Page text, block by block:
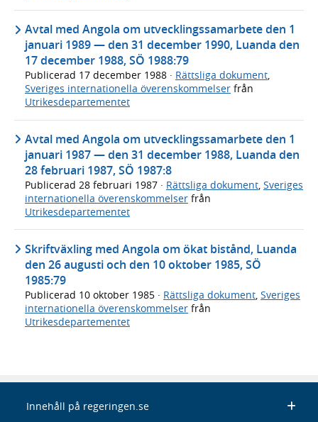
Avtal med Angola om utvecklingssamarbete den 1
januari 1989 — den 31 december 1990, Luanda den
17 december 1988, SÖ 1988:79
Publicerad 17 december 1988 · Rättsliga dokument,
Sveriges internationella överenskommelser från
Utrikesdepartementet
Avtal med Angola om utvecklingssamarbete den 1
januari 1987 — den 31 december 1988, Luanda den
28 februari 1987, SÖ 1987:8
Publicerad 28 februari 1987 · Rättsliga dokument, Sveriges
internationella överenskommelser från
Utrikesdepartementet
Skriftväxling med Angola om ökat bistånd, Luanda
den 26 augusti och den 10 oktober 1985, SÖ
1985:79
Publicerad 10 oktober 1985 · Rättsliga dokument Sveriges
internationella överenskommelser från
Utrikesdepartementet
Innehåll på regeringen.se